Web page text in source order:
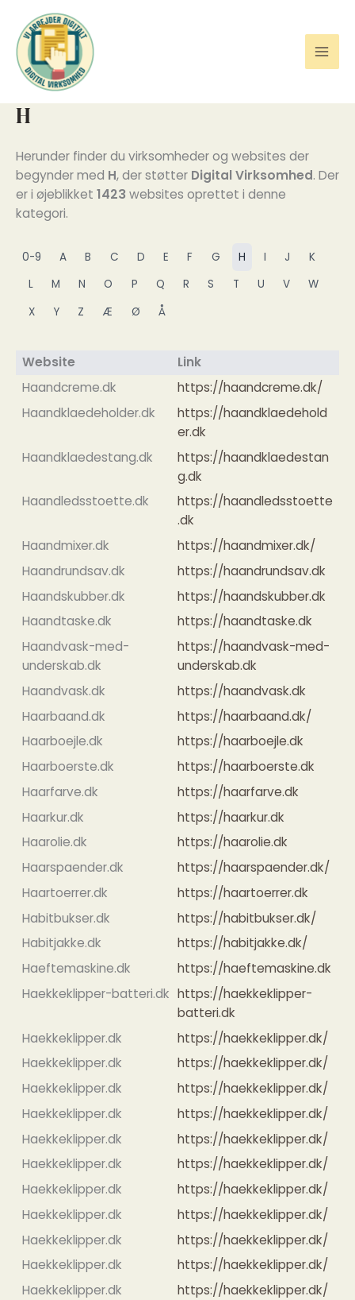
indholdet
H
Herunder finder du virksomheder og websites der
begynder med H, der støtter Digital Virksomhed. Der
er i øjeblikket 1423 websites oprettet i denne
kategori.
0-9 A B C D E F G H I J
K
L
M N O P Q R S T U V
W
X
Y Z Æ Ø Å
Website
Link
Haandcreme.dk
https://haandcreme.dk/
Haandklaedeholder.dk
https://haandklaedehold
er.dk
Haandklaedestang.dk
https://haandklaedestan
g.dk
Haandledsstoette.dk
https://haandledsstoette
.dk
Haandmixer.dk
https://haandmixer.dk/
Haandrundsav.dk
https://haandrundsav.dk
Haandskubber.dk
https://haandskubber.dk
Haandtaske.dk
https://haandtaske.dk
Haandvask-med-
underskab.dk
https://haandvask-med-
underskab.dk
Haandvask.dk
https://haandvask.dk
Haarbaand.dk
https://haarbaand.dk/
Haarboejle.dk
https://haarboejle.dk
Haarboerste.dk
https://haarboerste.dk
Haarfarve.dk
https://haarfarve.dk
Haarkur.dk
https://haarkur.dk
Haarolie.dk
https://haarolie.dk
Haarspaender.dk
https://haarspaender.dk/
Haartoerrer.dk
https://haartoerrer.dk
Habitbukser.dk
https://habitbukser.dk/
Habitjakke.dk
https://habitjakke.dk/
Haeftemaskine.dk
https://haeftemaskine.dk
Haekkeklipper-batteri.dk https://haekkeklipper-
batteri.dk
Haekkeklipper.dk
https://haekkeklipper.dk/
Haekkeklipper.dk
https://haekkeklipper.dk/
Haekkeklipper.dk
https://haekkeklipper.dk/
Haekkeklipper.dk
https://haekkeklipper.dk/
Haekkeklipper.dk
https://haekkeklipper.dk/
Haekkeklipper.dk
https://haekkeklipper.dk/
Haekkeklipper.dk
https://haekkeklipper.dk/
Haekkeklipper.dk
https://haekkeklipper.dk/
Haekkeklipper.dk
https://haekkeklipper.dk/
Haekkeklipper.dk
https://haekkeklipper.dk/
Haekkeklipper.dk
https://haekkeklipper.dk/